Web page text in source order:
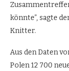
könnte”, sagte
Knitter.
Aus den Daten
Polen 12 700